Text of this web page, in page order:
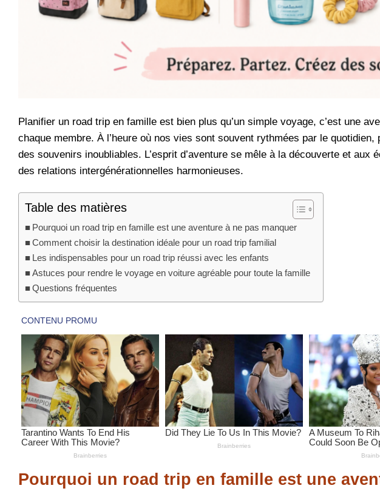
Planifier un road trip en famille est bien plus qu’un simple voyage, c’est une
chaque membre. À l’heure où nos vies sont souvent rythmées par le
des souvenirs inoubliables. L’esprit d’aventure se mêle à la découverte et aux
des relations intergénérationnelles harmonieuses.
Table des matières
Pourquoi un road trip en famille est une aventure à ne pas manquer
Comment choisir la destination idéale pour un road trip familial
Les indispensables pour un road trip réussi avec les enfants
Astuces pour rendre le voyage en voiture agréable pour toute la famille
Questions fréquentes
Pourquoi un road trip en famille est une